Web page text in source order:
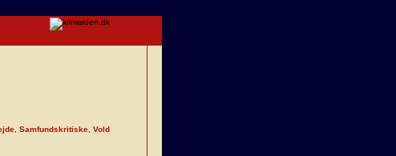
Samfundskritiske Vold